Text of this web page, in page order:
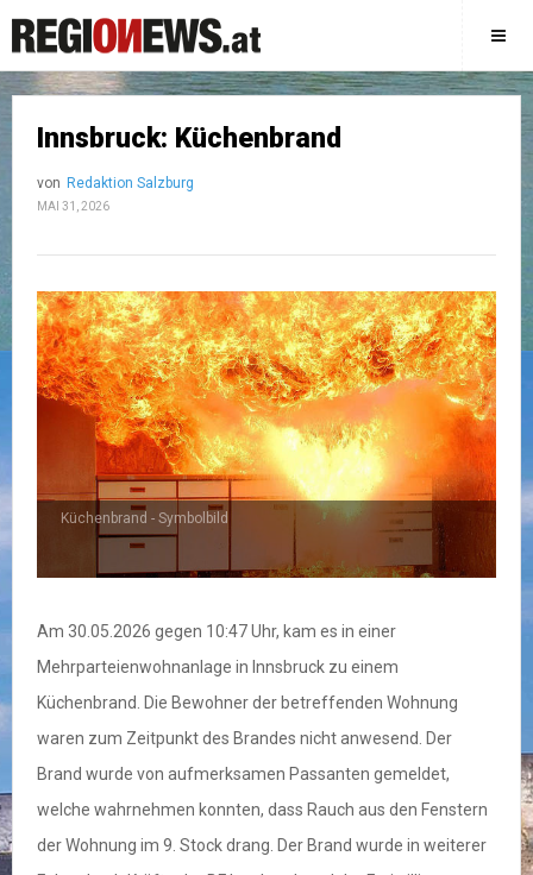
Innsbruck: Küchenbrand
von Redaktion Salzburg
MAI 31, 2026
Küchenbrand - Symbolbild
Am 30.05.2026 gegen 10:47 Uhr, kam es in einer
Mehrparteienwohnanlage in Innsbruck zu einem
Küchenbrand. Die Bewohner der betreffenden Wohnung
waren zum Zeitpunkt des Brandes nicht anwesend. Der
Brand wurde von aufmerksamen Passanten gemeldet,
welche wahrnehmen konnten, dass Rauch aus den Fenstern
der Wohnung im 9. Stock drang. Der Brand wurde in weiterer